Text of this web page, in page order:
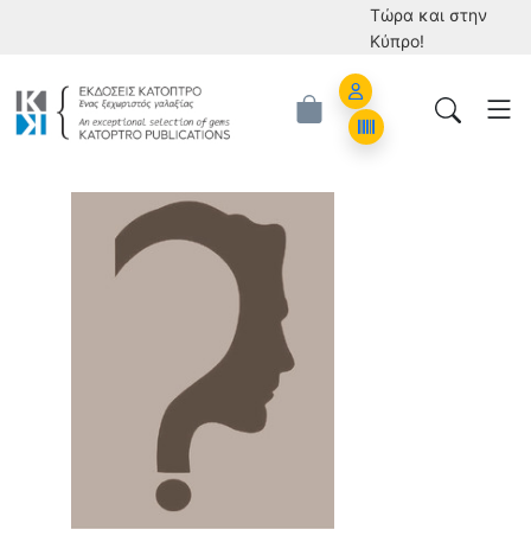
Tώρα και στην
Κύπρο!
Account
Orders
Naum Yakovlevich Vilenkin